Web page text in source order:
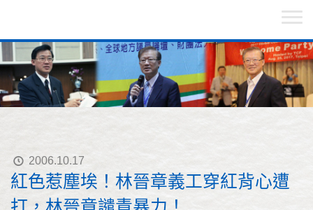
2006.10.17
紅色惹塵埃！林晉章義工穿紅背心遭